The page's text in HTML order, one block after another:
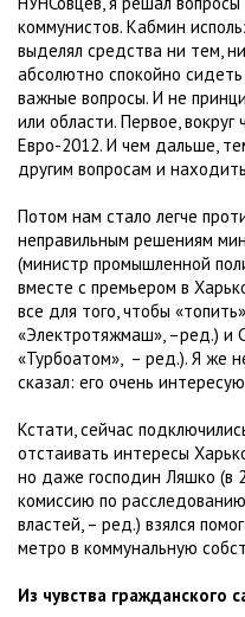
коммунистов. Кабмин
выделял средства ни тем,
абсолютно спокойно
важные вопросы. И не
или области. Первое,
Евро-2012. И чем дальше,
другим вопросам и
Потом нам стало легче
неправильным решениям
(министр промышленной
вместе с премьером в
все для того, чтобы
«Электротяжмаш», –ред.) и
«Турбоатом», – ред.). Я же
сказал: его очень
Кстати, сейчас
отстаивать интересы
но даже господин Ляшко (в
комиссию по
властей, – ред.) взялся
метро в коммунальную
Из чувства гражданского